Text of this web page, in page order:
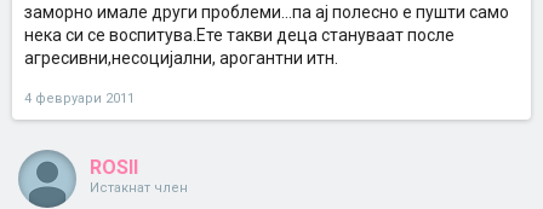
заморно имале други проблеми...па ај полесно е пушти само
нека си се воспитува.Ете такви деца стануваат после
агресивни,несоцијални, арогантни итн.
4 февруари 2011
ROSII
Истакнат член